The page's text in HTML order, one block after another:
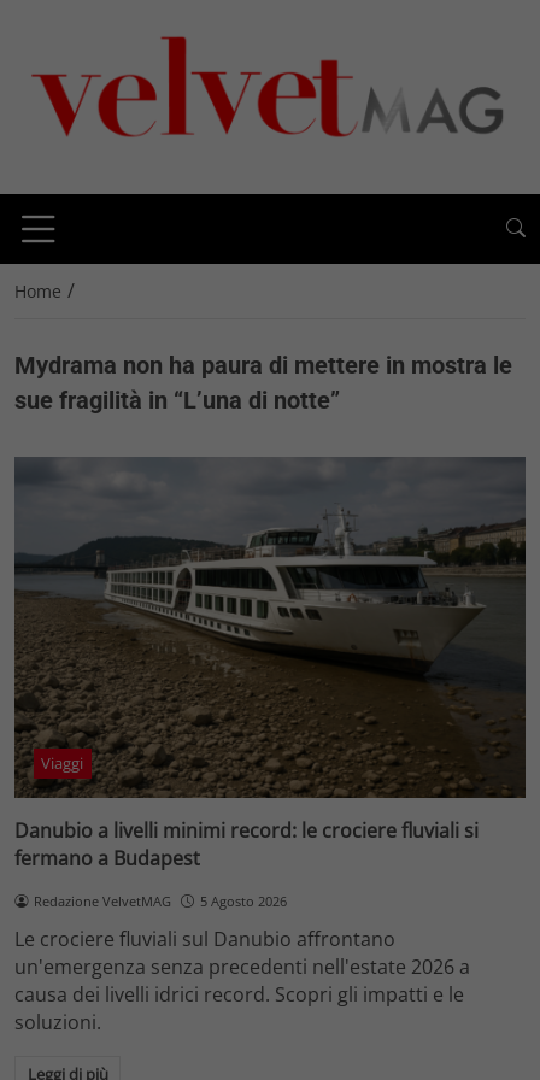
Home /
Mydrama non ha paura di mettere in mostra le
sue fragilità in “L’una di notte”
Viaggi
Danubio a livelli minimi record: le crociere fluviali si
fermano a Budapest
Redazione VelvetMAG 5 Agosto 2026
Le crociere fluviali sul Danubio affrontano
un'emergenza senza precedenti nell'estate 2026 a
causa dei livelli idrici record. Scopri gli impatti e le
soluzioni.
Leggi di più